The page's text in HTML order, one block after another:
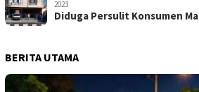
2023
Diduga Persulit Konsumen
BERITA UTAMA